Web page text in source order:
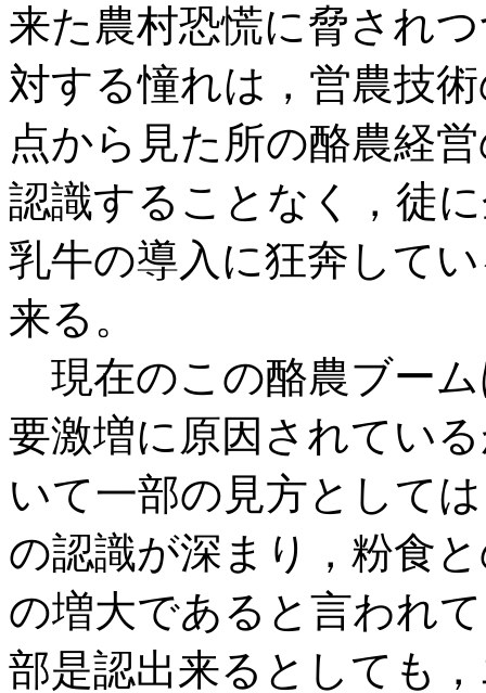
来た農村恐慌に脅され
対する憧れは，営農技
点から見た所の酪農経
認識することなく，徒
乳牛の導入に狂奔して
来る。
現在のこの酪農ブー
要激増に原因されてい
いて一部の見方として
の認識が深まり，粉食
の増大であると言われ
部是認出来るとしても